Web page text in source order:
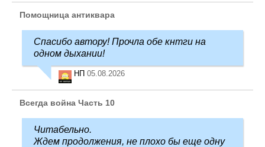
Помощница антиквара
Спасибо автору! Прочла обе кнтги на
одном дыхании!
НП 05.08.2026
Всегда война Часть 10
Читабельно.
Ждем продолжения, не плохо бы еще одну